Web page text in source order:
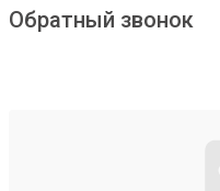
Обратный звонок